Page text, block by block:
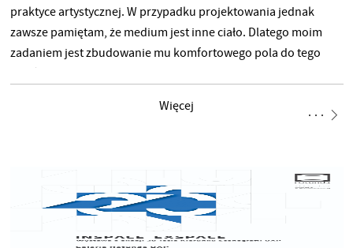
praktyce artystycznej. W przypadku projektowania jednak
zawsze pamiętam, że medium jest inne ciało. Dlatego moim
zadaniem jest zbudowanie mu komfortowego pola do tego
współdziałania. Zastosowanie procesu projektowania
i pomaga w podejmowaniu świadomych decyzji.” Nietrudno
przemysł odzieżowy w bardzo słabym stopniu odpowiada na
potrzeby jednostek.
Więcej